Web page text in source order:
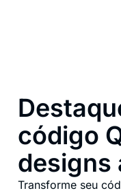
código
designs
Transforme seu